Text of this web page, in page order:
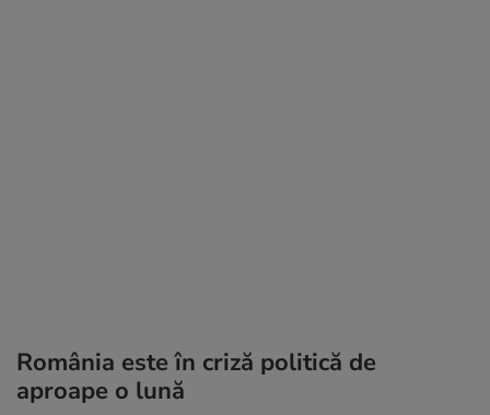
România este în criză politică de
aproape o lună